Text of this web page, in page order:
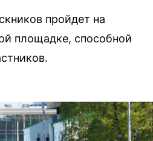
пройдет на
площадке, способной